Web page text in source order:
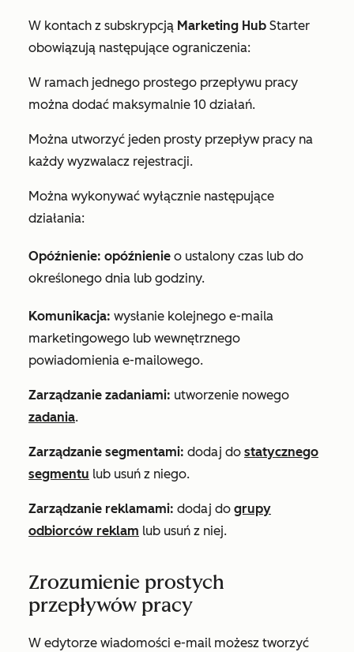
W kontach z subskrypcją Marketing Hub Starter
obowiązują następujące ograniczenia:
W ramach jednego prostego przepływu pracy
można dodać maksymalnie 10 działań.
Można utworzyć jeden prosty przepływ pracy na
każdy wyzwalacz rejestracji.
Można wykonywać wyłącznie następujące
działania:
Opóźnienie: opóźnienie o ustalony czas lub do
określonego dnia lub godziny.
Komunikacja: wysłanie kolejnego e-maila
marketingowego lub wewnętrznego
powiadomienia e-mailowego.
Zarządzanie zadaniami: utworzenie nowego
zadania.
Zarządzanie segmentami: dodaj do statycznego
segmentu lub usuń z niego.
Zarządzanie reklamami: dodaj do grupy
odbiorców reklam lub usuń z niej.
Zrozumienie prostych
przepływów pracy
W edytorze wiadomości e-mail możesz tworzyć